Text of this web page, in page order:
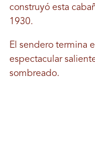
construyó esta
1930.
El sendero termina
espectacular
sombreado.